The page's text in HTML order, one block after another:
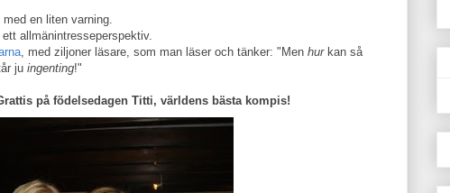
en liten varning.
allmänintresseperspektiv.
, med ziljoner läsare, som man läser och tänker: "Men hurkan så
ju ingenting!"
på födelsedagen Titti, världens bästa kompis!